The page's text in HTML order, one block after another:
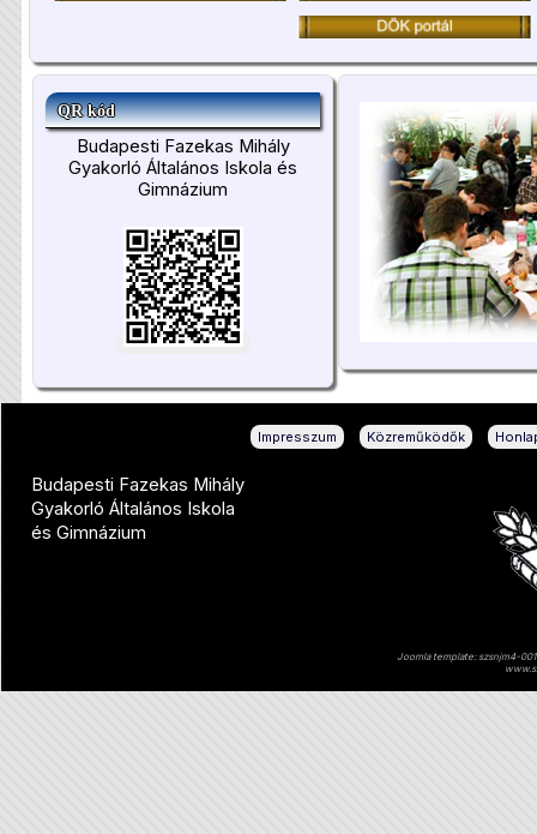
QR kód
Budapesti Fazekas Mihály
Gyakorló Általános Iskola és
Gimnázium
Impresszum Közreműködők
Budapesti Fazekas Mihály
Gyakorló Általános Iskola
és Gimnázium
Joomla template: szsnjm4-